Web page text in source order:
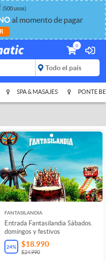
(500 usos)
al momento de pagar
0
SPA & MASAJES PONTE
FANTASILANDIA
Entrada Fantasilandia Sábados.
domingos y festivos
24% $18.990
$24.990